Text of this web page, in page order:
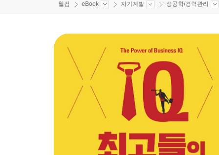
웰컴 eBook 자기계발 성공학/경력관리